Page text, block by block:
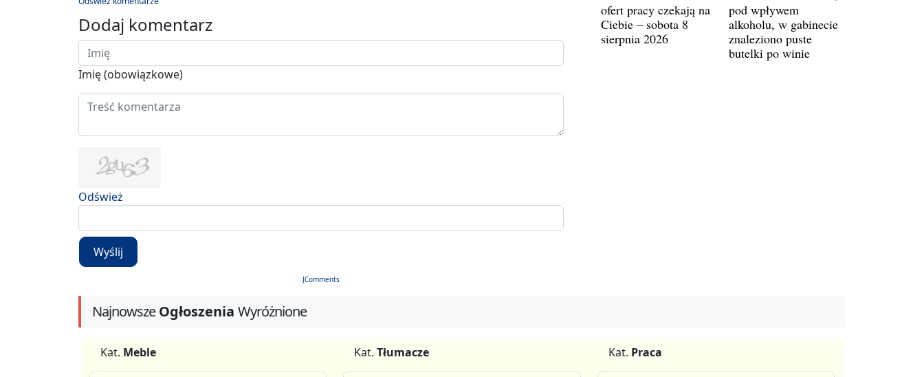
Dodaj komentarz
Imię (obowiązkowe)
Odśwież
Wyślij
JComments
ofert pracy czekają na
Ciebie – sobota 8
sierpnia 2026
pod wpływem
alkoholu, w gabinecie
znaleziono puste
butelki po winie
NajnowszeOgłoszenia Wyróżnione
Kat. Meble Kat. Tłumacze Kat. Praca